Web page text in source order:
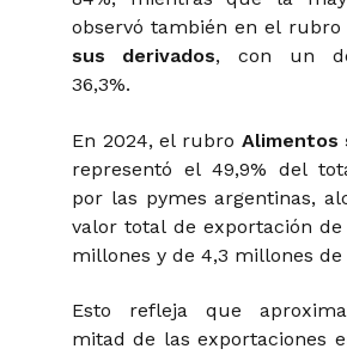
observó también en el rubro
sus derivados,
con un
36,3%.
En 2024, el rubro Alimentos
representó el 49,9% del
por las pymes argentinas,
valor total de exportación de
millones y de 4,3 millones de
Esto refleja que
mitad de las exportaciones